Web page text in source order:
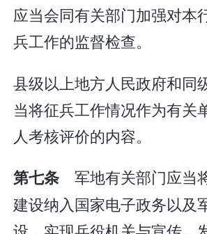
应当会同有关部门加强对本
兵工作的监督检查。
县级以上地方人民政府和同
当将征兵工作情况作为有关
人考核评价的内容。
第七条 军地有关部门应当
建设纳入国家电子政务以及